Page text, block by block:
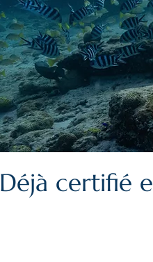
Déjà certifié